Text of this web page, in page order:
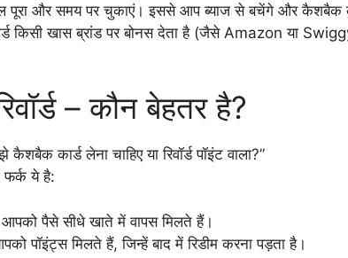
पूरा और समय पर चुकाएं। इससे आप ब्याज से बचेंगे और कैशबैक
किसी खास ब्रांड पर बोनस देता है (जैसे Amazon या
– कौन बेहतर है?
कार्ड लेना चाहिए या रिवॉर्ड पॉइंट वाला?”
फर्क ये है:
पैसे सीधे खाते में वापस मिलते हैं।
पॉइंट्स मिलते हैं, जिन्हें बाद में रिडीम करना पड़ता है।